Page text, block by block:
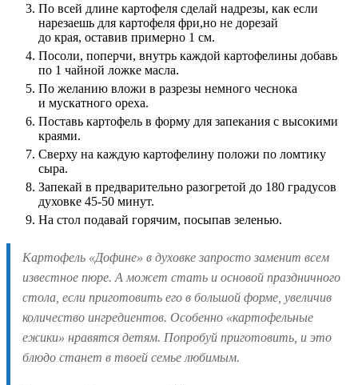
По всей длине картофеля сделай надрезы, как если
нарезаешь для картофеля фри,но не дорезай
до края, оставив примерно 1 см.
Посоли, поперчи, внутрь каждой картофелины добавь
по 1 чайной ложке масла.
По желанию вложи в разрезы немного чеснока
и мускатного ореха.
Поставь картофель в форму для запекания с высокими
краями.
Сверху на каждую картофелину положи по ломтику
сыра.
Запекай в предварительно разогретой до 180 градусов
духовке 45-50 минут.
На стол подавай горячим, посыпав зеленью.
Картофель «Дофине» в духовке запросто заменит всем
известное пюре. А может стать и основой праздничного
стола, если приготовить его в большой форме, увеличив
количество ингредиентов. Особенно «картофельные
ежики» нравятся детям. Попробуй приготовить, и это
блюдо станет в твоей семье любимым.